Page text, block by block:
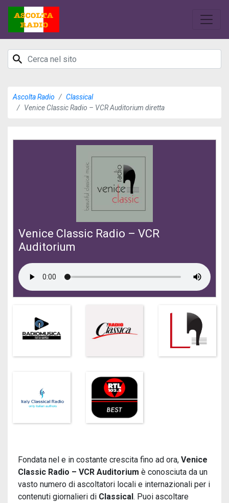
Ascolta Radio
Classical
Venice Classic Radio – VCR Auditorium diretta
Venice Classic Radio – VCR
Auditorium
Fondata nel e in costante crescita fino ad ora, Venice
Classic Radio – VCR Auditorium è conosciuta da un
vasto numero di ascoltatori locali e internazionali per i
contenuti giornalieri di Classical. Puoi ascoltare